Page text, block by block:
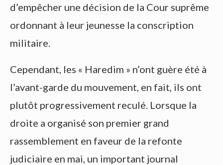
d’empêcher une décision de la Cour suprême
ordonnant à leur jeunesse la conscription
militaire.
Cependant, les « Haredim » n’ont guère été à
l’avant-garde du mouvement, en fait, ils ont
plutôt progressivement reculé. Lorsque la
droite a organisé son premier grand
rassemblement en faveur de la refonte
judiciaire en mai, un important journal